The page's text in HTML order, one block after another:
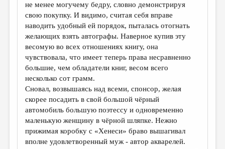
не менее могучему бедру, словно демонстрируя
свою покупку. И видимо, считая себя вправе
наводить удобный ей порядок, пыталась отогнать
желающих взять автографы. Наверное купив эту
весомую во всех отношениях книгу, она
чувствовала, что имеет теперь права несравненно
большие, чем обладатели книг, весом всего
несколько сот грамм.
Сновал, возвышаясь над всеми, спонсор, желая
скорее посадить в свой большой чёрный
автомобиль большую поэтессу и одновременно
маленькую женщину в чёрной шляпке. Нежно
прижимая коробку с «Хенеси» браво вышагивал
вполне удовлетворенный муж - автор акварелей.